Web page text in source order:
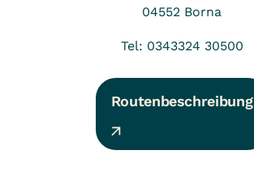
04552 Borna
Tel: 0343324 30500
Routenbeschreibung